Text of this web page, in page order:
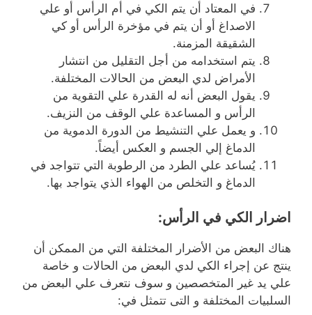
في المعتاد أن يتم الكي في أم الرأس أو علي
الاصداغ أو أن يتم في مؤخرة الرأس أو كي
الشقيقة المزمنة.
يتم استخدامه من أجل التقليل من انتشار
الأمراض لدي البعض من الحالات المختلفة.
يقول البعض أنه له القدرة علي التقوية من
الرأس و المساعدة علي الوقف من النزيف.
و يعمل علي التنشيط من الدورة الدموية من
الدماغ إلي الجسم و العكس أيضاً.
يُساعد علي الطرد من الرطوبة التي تتواجد في
الدماغ و التخلص من الهواء الذي يتواجد بها.
اضرار الكي في الرأس:
هناك البعض من الأضرار المختلفة التي من الممكن أن
ينتج عن إجراء الكي لدي البعض من الحالات و خاصة
علي يد غير المتخصصين و سوف نتعرف علي البعض من
السلبيات المختلفة و التى تتمثل في: